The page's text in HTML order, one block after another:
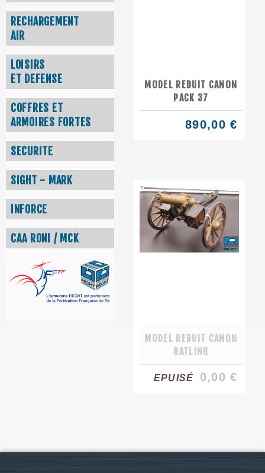
RECHARGEMENT
AIR
LOISIRS
ET DEFENSE
COFFRES ET
ARMOIRES FORTES
SECURITE
SIGHT - MARK
INFORCE
CAA RONI / MCK
MODEL REDUIT CANON
PACK 37
890,00 €
MODEL REDUIT CANON
GATLING
EPUISÉ 0,00 €